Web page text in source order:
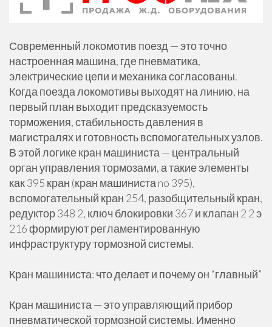
Современный локомотив поезд — это точно
настроенная машина, где пневматика,
электрические цепи и механика согласованы.
Когда поезда локомотивы выходят на линию, на
первый план выходит предсказуемость
торможения, стабильность давления в
магистралях и готовность вспомогательных узлов.
В этой логике кран машиниста — центральный
орган управления тормозами, а такие элементы
как 395 кран (кран машиниста no 395),
вспомогательный кран 254, разобщительный кран,
редуктор 348 2, ключ блокировки 367 и клапан 2 2 э
216 формируют регламентированную
инфраструктуру тормозной системы.
Кран машиниста: что делает и почему он “главный”
Кран машиниста — это управляющий прибор
пневматической тормозной системы. Именно